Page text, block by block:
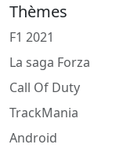
Thèmes
F1 2021
La saga Forza
Call Of Duty
TrackMania
Android